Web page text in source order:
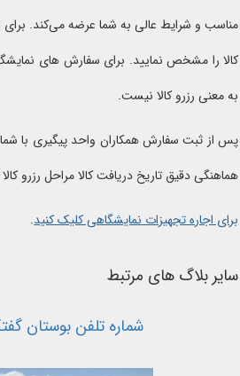
مناسب و شرایط عالی به شما عرضه می‌کند. برای
به معنی رزرو کالا نیست.
پس از ثبت سفارش همکاران واحد پیگیری با
هماهنگی دقیق تاریخ دریافت کالا مراحل
برای اجاره تجهیزات نمایشگاهی کلیک کنید.
سایر بلاگ های مرتبط
شماره تلفن بوستان